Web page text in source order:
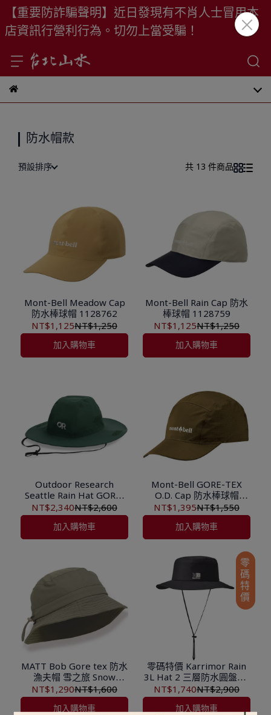
【重要防詐騙聲明】近日發現有不肖人士冒用本
店資訊行營利行為。切勿上當受騙！
防水帽款
預設排序 共 13 件商品
Mont-Bell Meadow Cap
防水棒球帽 1128762
NT$1,125NT$1,250
加入購物車
Mont-Bell Rain Cap 防水
棒球帽 1128759
NT$1,125NT$1,250
加入購物車
Outdoor Research
Seattle Rain Hat GORE-
TEX 防水圓盤帽 322290
NT$2,340NT$2,600
加入購物車
Mont-Bell GORE-TEX
O.D. Cap 防水棒球帽
1128690
NT$1,395NT$1,550
加入購物車
MATT Bob Gore tex 防水
漁夫帽 雪之旅 Snow
Travel AH-31
NT$1,290NT$1,600
加入購物車
零碼特價
零碼特價 Karrimor Rain
3L Hat 2 三層防水圓盤帽/
遮陽帽 101069
NT$1,740NT$2,900
加入購物車